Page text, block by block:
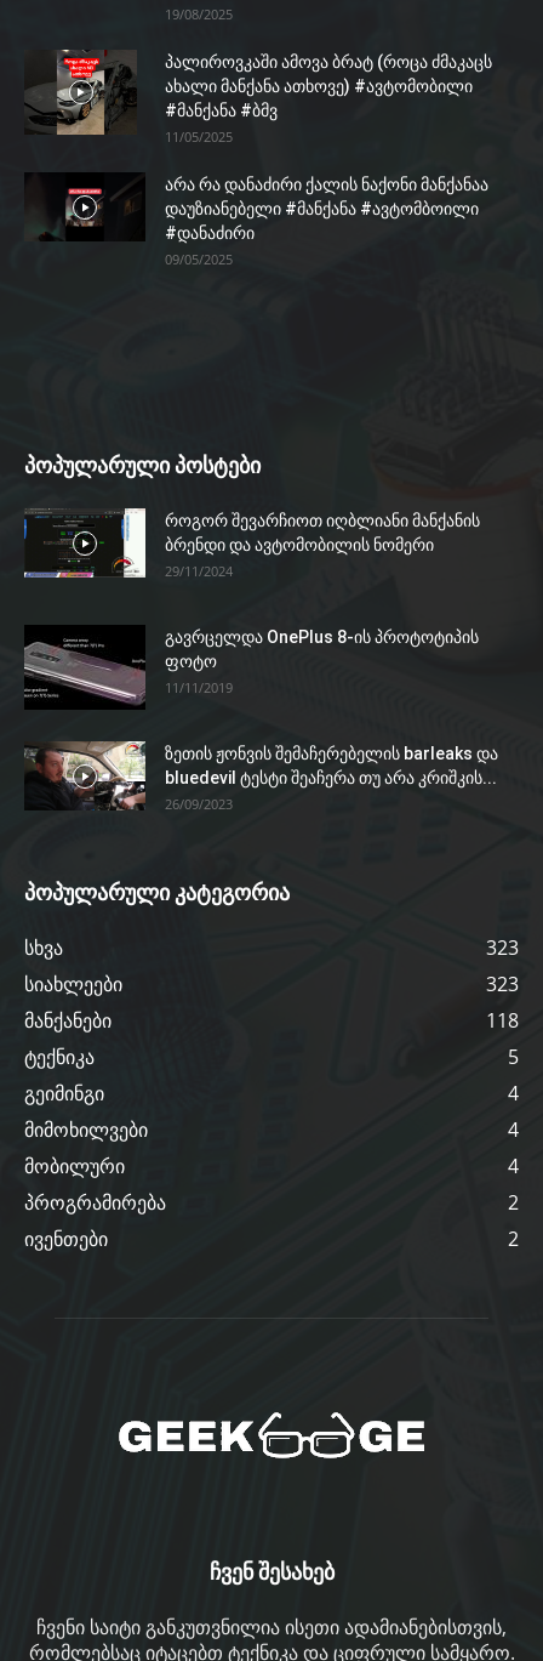
19/08/2025
პალიროვკაში ამოვა ბრატ (როცა ძმაკაცს
ახალი მანქანა ათხოვე) #ავტომობილი
#მანქანა #ბმვ
11/05/2025
არა რა დანაძირი ქალის ნაქონი მანქანაა
დაუზიანებელი #მანქანა #ავტომბოილი
#დანაძირი
09/05/2025
პოპულარული პოსტები
როგორ შევარჩიოთ იღბლიანი მანქანის
ბრენდი და ავტომობილის ნომერი
29/11/2024
გავრცელდა OnePlus 8-ის პროტოტიპის
ფოტო
11/11/2019
ზეთის ჟონვის შემაჩერებელის barleaks და
bluedevil ტესტი შეაჩერა თუ არა კრიშკის...
26/09/2023
პოპულარული კატეგორია
სხვა
323
სიახლეები
323
მანქანები
118
ტექნიკა
5
გეიმინგი
4
მიმოხილვები
4
მობილური
4
პროგრამირება
2
ივენთები
2
ჩვენ შესახებ
ჩვენი საიტი განკუთვნილია ისეთი ადამიანებისთვის,
რომლებსაც იტაცებთ ტექნიკა და ციფრული სამყარო.